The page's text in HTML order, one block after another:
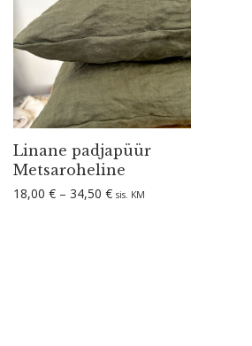
Linane padjapüür
Metsaroheline
18,00 € – 34,50 €Hinnavahemik: 18,00 €
sis. KM